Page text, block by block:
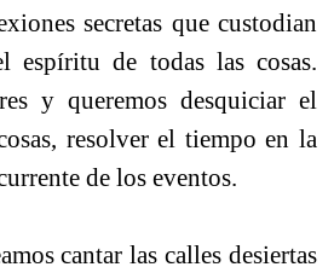
secretas que custodian
de todas las cosas.
y queremos desquiciar el
resolver el tiempo en la
de los eventos.
cantar las calles desiertas